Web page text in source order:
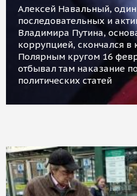
Алексей Навальный,
последовательных и
Владимира Путина,
коррупцией, скончался в
Полярным кругом 16
отбывал там наказание
политических статей